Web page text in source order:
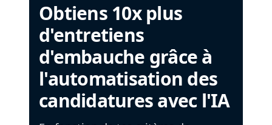
Obtiens 10x plus
d'entretiens
d'embauche grâce à
l'automatisation des
candidatures avec l'IA